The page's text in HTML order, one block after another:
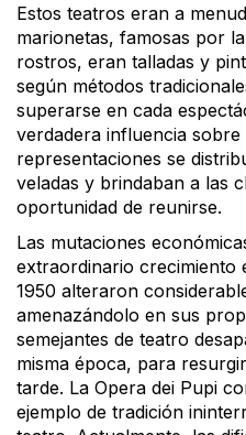
Estos teatros eran a
marionetas, famosas por
rostros, eran talladas y
según métodos
superarse en cada
verdadera influencia
representaciones se
veladas y brindaban a las
oportunidad de reunirse.
Las mutaciones
extraordinario crecimiento
1950 alteraron
amenazándolo en sus
semejantes de teatro
misma época, para
tarde. La Opera dei Pupi
ejemplo de tradición